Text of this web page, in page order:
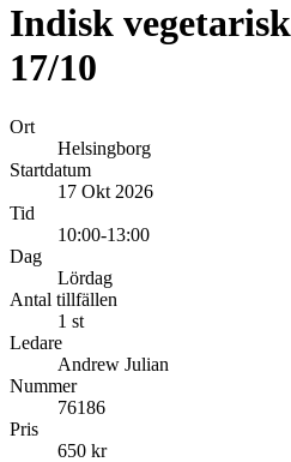
Indisk
17/10
Ort
Helsingborg
Startdatum
17 Okt 2026
Tid
10:00-13:00
Dag
Lördag
Antal tillfällen
1 st
Ledare
Andrew Julian
Nummer
76186
Pris
650 kr